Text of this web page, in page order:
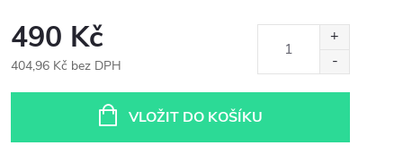
490 Kč
404,96 Kč bez DPH
VLOŽIT DO KOŠÍKU